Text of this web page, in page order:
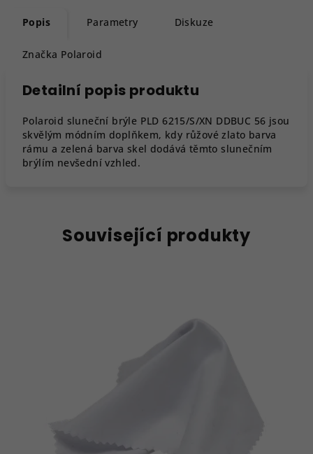
Popis Parametry Diskuze
Značka Polaroid
Detailní popis produktu
Polaroid sluneční brýle PLD 6215/S/XN DDBUC 56 jsou
skvělým módním doplňkem, kdy růžové zlato barva
rámu a zelená barva skel dodává těmto slunečním
brýlím nevšední vzhled.
Související produkty